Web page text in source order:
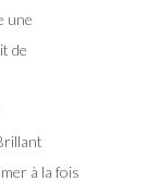
une
de
à la fois